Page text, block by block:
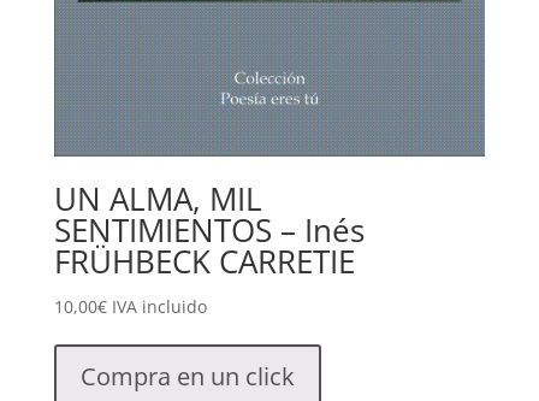
UN ALMA, MIL
SENTIMIENTOS – Inés
FRÜHBECK CARRETIE
10,00€ IVA incluido
Compra en un click